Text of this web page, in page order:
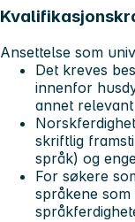
Ansettelse som
Det kreves
innenfor
annet
skriftlig
språk) og
For søkere
språkene